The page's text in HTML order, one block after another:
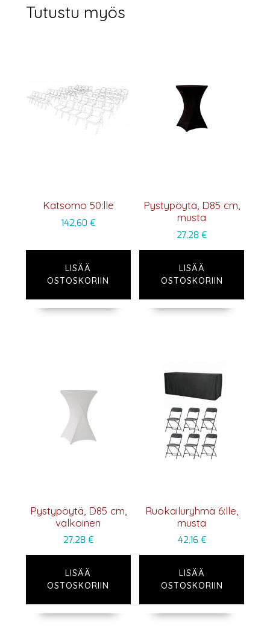
Tutustu myös
Katsomo 50:lle
142,60€
LISÄÄ
OSTOSKORIIN
Pystypöytä, D85 cm,
musta
27,28€
LISÄÄ
OSTOSKORIIN
Pystypöytä, D85 cm,
valkoinen
27,28 €
LISÄÄ
OSTOSKORIIN
Ruokailuryhmä 6:lle,
musta
42,16 €
LISÄÄ
OSTOSKORIIN